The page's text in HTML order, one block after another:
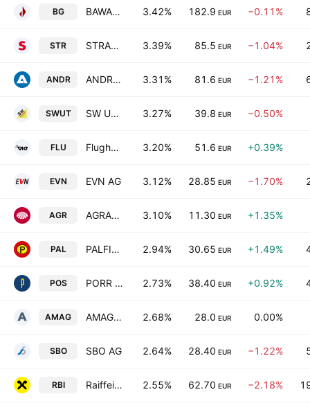
BG BAWAG Group AG 3.42% 182.9 EUR −0.11%
STR STRABAG SE 3.39% 85.5 EUR −1.04%
ANDR ANDRITZ AG 3.31% 81.6 EUR −1.21%
SWUT SW Umwelttechnik Stoiser & Wolschner AG 3.27% 39.8 EUR −0.50%
FLU Flughafen Wien AG 3.20% 51.6 EUR +0.39%
EVN EVN AG 3.12% 28.85 EUR −1.70%
AGR AGRANA Beteiligungs-AG 3.10% 11.30 EUR +1.35%
PAL PALFINGER AG 2.94% 30.65 EUR +1.49%
POS PORR AG 2.73% 38.40 EUR +0.92%
AMAG AMAG Austria Metall AG 2.68% 28.0 EUR 0.00%
SBO SBO AG 2.64% 28.40 EUR −1.22%
RBI Raiffeisen Bank International AG 2.55% 62.70 EUR −2.18%